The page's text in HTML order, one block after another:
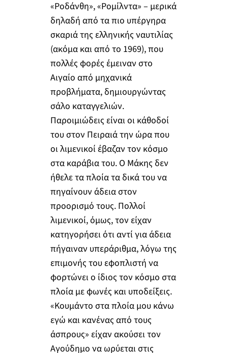
«Ροδάνθη», «Ρομίλντα» – μερικά
δηλαδή από τα πιο υπέργηρα
σκαριά της ελληνικής ναυτιλίας
(ακόμα και από το 1969), που
πολλές φορές έμειναν στο
Αιγαίο από μηχανικά
προβλήματα, δημιουργώντας
σάλο καταγγελιών.
Παροιμιώδεις είναι οι κάθοδοί
του στον Πειραιά την ώρα που
οι λιμενικοί έβαζαν τον κόσμο
στα καράβια του. Ο Μάκης δεν
ήθελε τα πλοία τα δικά του να
πηγαίνουν άδεια στον
προορισμό τους. Πολλοί
λιμενικοί, όμως, τον είχαν
κατηγορήσει ότι αντί για άδεια
πήγαιναν υπεράριθμα, λόγω της
επιμονής του εφοπλιστή να
φορτώνει ο ίδιος τον κόσμο στα
πλοία με φωνές και υποδείξεις.
«Κουμάντο στα πλοία μου κάνω
εγώ και κανένας από τους
άσπρους» είχαν ακούσει τον
Αγούδημο να ωρύεται στις